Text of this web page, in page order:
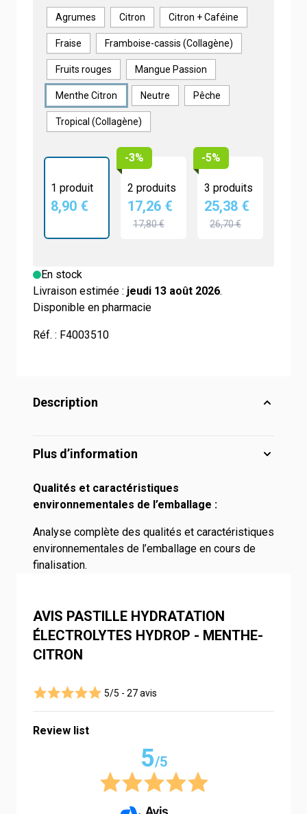
Agrumes Citron Citron + Caféine
Fraise Framboise-cassis (Collagène)
Fruits rouges Mangue Passion
Menthe Citron Neutre Pêche
Tropical (Collagène)
1 produit
8,90 €
-3%
2 produits
17,26 €
17,80 €
-5%
3 produits
25,38 €
26,70 €
En stock
Livraison estimée : jeudi 13 août 2026.
Disponible en pharmacie
Réf. : F4003510
Description
Plus d’information
Qualités et caractéristiques
environnementales de l’emballage :
Analyse complète des qualités et caractéristiques
environnementales de l’emballage en cours de
finalisation.
AVIS PASTILLE HYDRATATION
ÉLECTROLYTES HYDROP - MENTHE-
CITRON
5/5 - 27 avis
Review list
5/5